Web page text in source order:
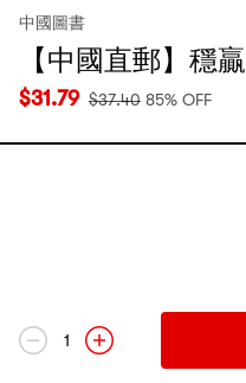
中國圖書
【中國直郵】穩贏
$31.79 $37.40 85% OFF
1